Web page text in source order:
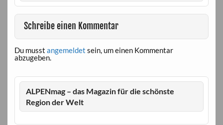
Schreibe einen Kommentar
Du musst angemeldet sein, um einen Kommentar
abzugeben.
ALPENmag – das Magazin für die schönste
Region der Welt